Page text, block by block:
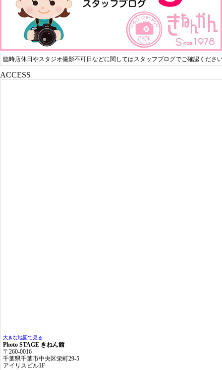
臨時店休日やスタジオ撮影不可日などに関してはスタッフブログでご確認くださ
ACCESS
大きな地図で見る
Photo STAGE きねん館
〒260-0016
千葉県千葉市中央区栄町29-5
アイリスビル1F